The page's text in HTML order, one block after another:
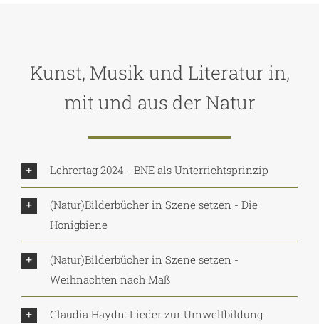
Kunst, Musik und Literatur in,
mit und aus der Natur
Lehrertag 2024 - BNE als Unterrichtsprinzip
(Natur)Bilderbücher in Szene setzen - Die
Honigbiene
(Natur)Bilderbücher in Szene setzen -
Weihnachten nach Maß
Claudia Haydn: Lieder zur Umweltbildung